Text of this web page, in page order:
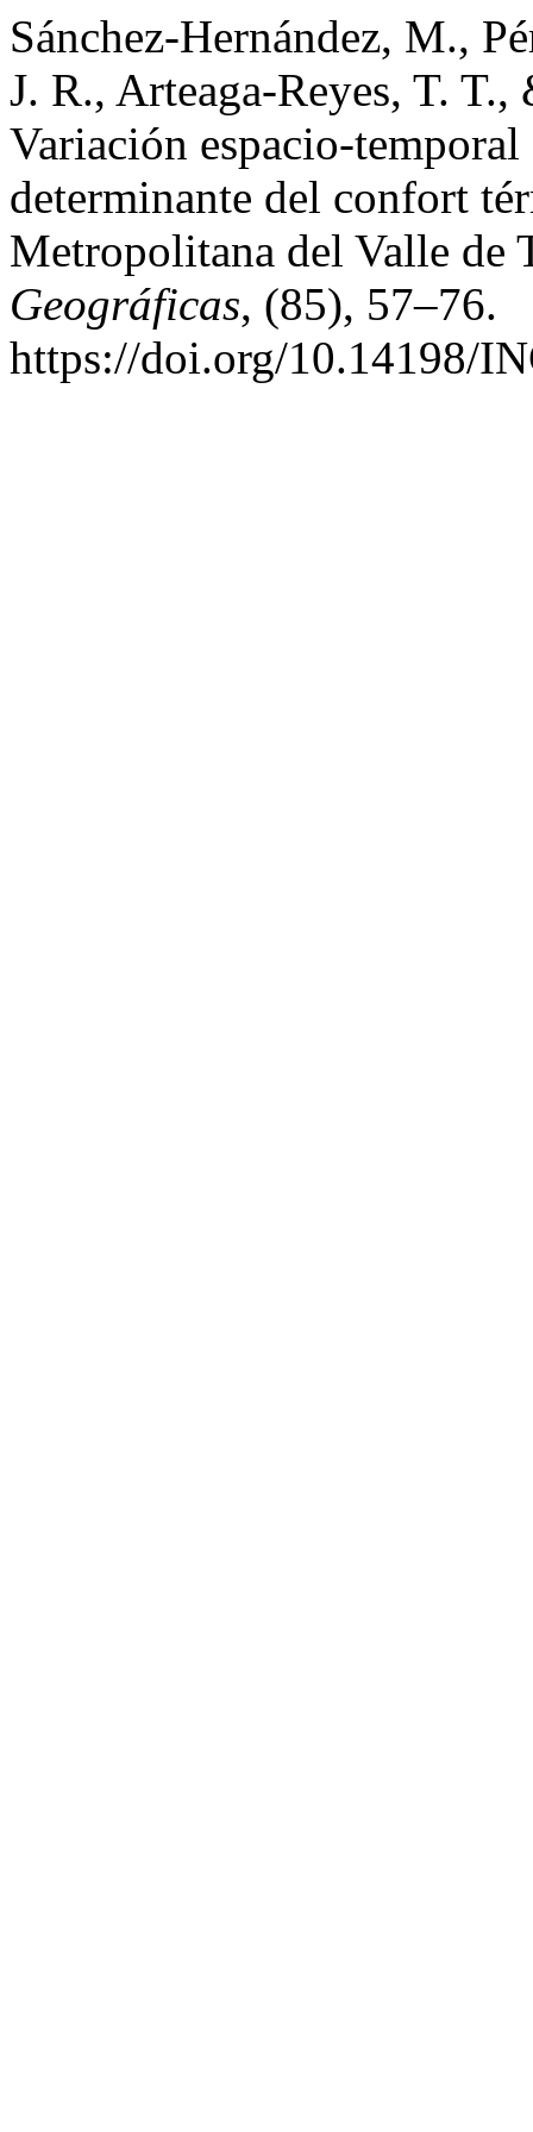
Sánchez-Hernández, M.,
J. R., Arteaga-Reyes, T.
Variación espacio-
determinante del confort
Metropolitana del Valle de
Geográficas, (85), 57–76.
https://doi.org/10.14198/